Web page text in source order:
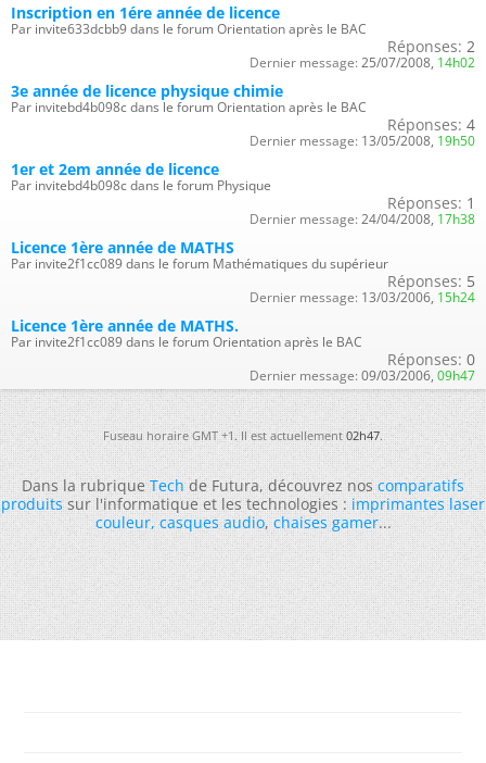
Inscription en 1ére année de licence
Par invite633dcbb9 dans le forum Orientation après le BAC
Réponses: 2
Dernier message: 25/07/2008, 14h02
3e année de licence physique chimie
Par invitebd4b098c dans le forum Orientation après le BAC
Réponses: 4
Dernier message: 13/05/2008, 19h50
1er et 2em année de licence
Par invitebd4b098c dans le forum Physique
Réponses: 1
Dernier message: 24/04/2008, 17h38
Licence 1ère année de MATHS
Par invite2f1cc089 dans le forum Mathématiques du supérieur
Réponses: 5
Dernier message: 13/03/2006, 15h24
Licence 1ère année de MATHS.
Par invite2f1cc089 dans le forum Orientation après le BAC
Réponses: 0
Dernier message: 09/03/2006, 09h47
Fuseau horaire GMT +1. Il est actuellement02h47.
Dans la rubriqueTechde Futura, découvrez noscomparatifs
produitssur l'informatique et les technologies :imprimantes laser
couleur,casques audio,chaises gamer...